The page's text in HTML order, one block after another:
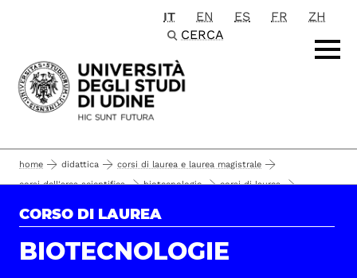
Passa al contenuto principale
IT EN ES FR
ZH
CERCA
home didattica
corsi di laurea e laurea magistrale
corsi dell'area scientifica
biotecnologie corsi di laurea
biotecnologie servizi pacchetto servizi studenti
CORSO DI LAUREA
BIOTECNOLOGIE